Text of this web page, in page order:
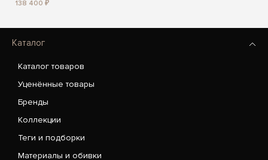
138 400 ₽
Каталог
Каталог товаров
Уценённые товары
Бренды
Коллекции
Теги и подборки
Материалы и обивки